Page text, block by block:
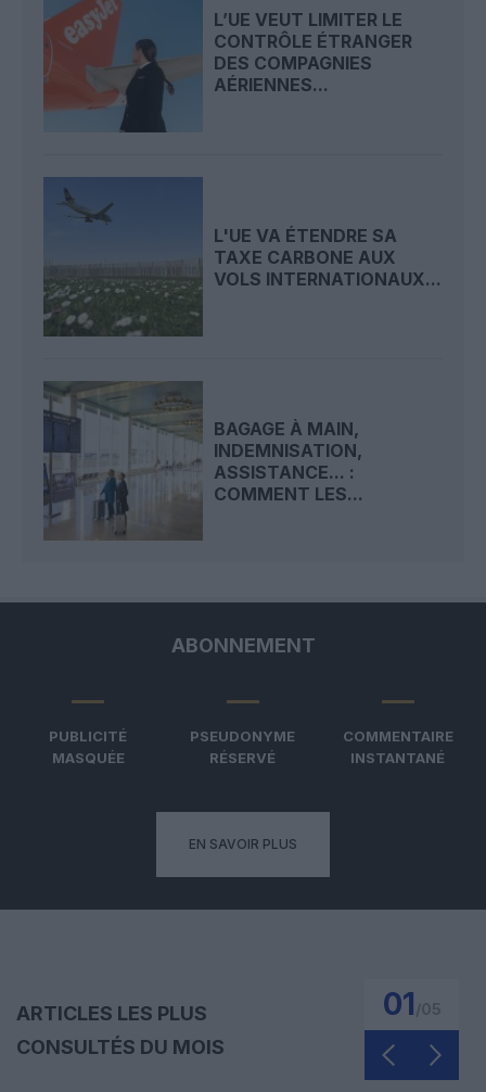
L’UE VEUT LIMITER LE
CONTRÔLE ÉTRANGER
DES COMPAGNIES
AÉRIENNES...
L'UE VA ÉTENDRE SA
TAXE CARBONE AUX
VOLS INTERNATIONAUX...
BAGAGE À MAIN,
INDEMNISATION,
ASSISTANCE... :
COMMENT LES...
ABONNEMENT
PUBLICITÉ
MASQUÉE
PSEUDONYME
RÉSERVÉ
COMMENTAIRE
INSTANTANÉ
EN SAVOIR PLUS
ARTICLES LES PLUS
CONSULTÉS DU MOIS
01